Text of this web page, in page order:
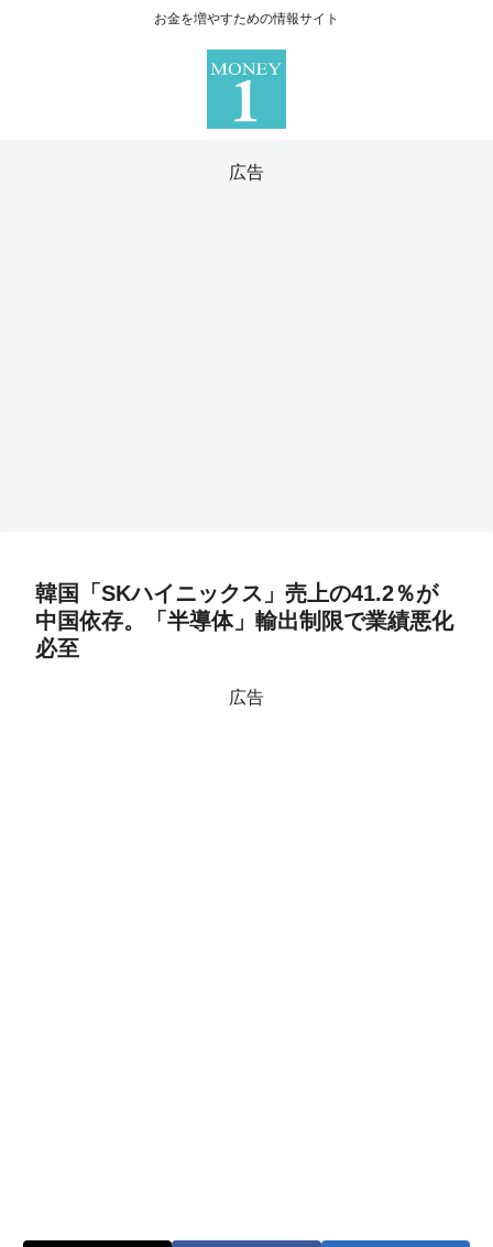
お金を増やすための情報サイト
広告
韓国「SKハイニックス」売上の41.2％が
中国依存。「半導体」輸出制限で業績悪化
必至
広告